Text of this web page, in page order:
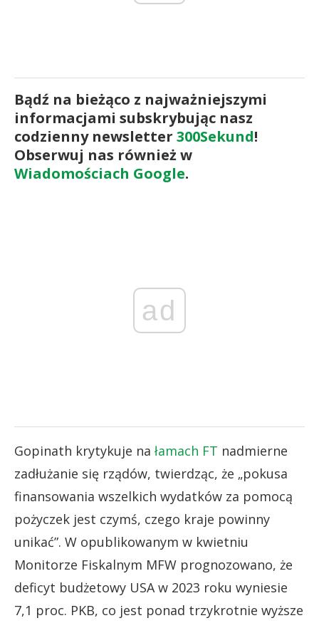
Bądź na bieżąco z najważniejszymi
informacjami subskrybując nasz
codzienny newsletter 300Sekund!
Obserwuj nas również w
Wiadomościach Google.
ad
Gopinath krytykuje na łamach FT nadmierne
zadłużanie się rządów, twierdząc, że „pokusa
finansowania wszelkich wydatków za pomocą
pożyczek jest czymś, czego kraje powinny
unikać”. W opublikowanym w kwietniu
Monitorze Fiskalnym MFW prognozowano, że
deficyt budżetowy USA w 2023 roku wyniesie
7,1 proc. PKB, co jest ponad trzykrotnie wyższe